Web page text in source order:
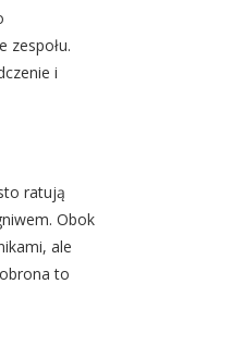
zespołu.
i
ratują
Obok
ale
to